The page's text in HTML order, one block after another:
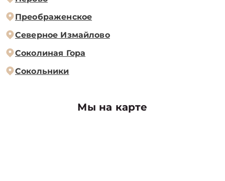
Преображенское
Северное Измайлово
Соколиная Гора
Сокольники
Мы на карте